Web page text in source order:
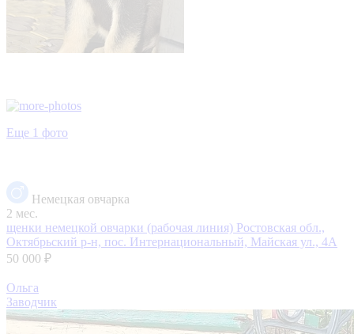
Еще 1 фото
Немецкая овчарка
2 мес.
щенки немецкой овчарки (рабочая линия) Ростовская обл.,
Октябрьский р-н, пос. Интернациональный, Майская ул., 4А
50 000 ₽
Ольга
Заводчик